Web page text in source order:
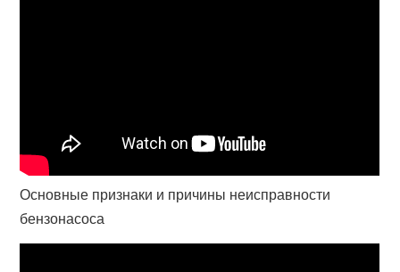
Основные признаки и причины неисправности
бензонасоса